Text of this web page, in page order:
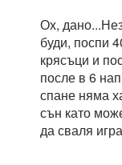
Ох,
буди, поспи
крясъци и
после в 6
спане няма
сън като
да сваля